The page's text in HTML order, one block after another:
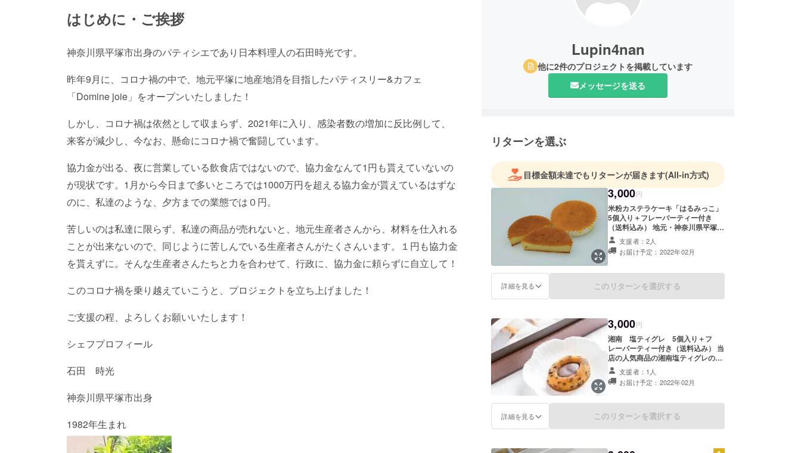
はじめに・ご挨拶
神奈川県平塚市出身のパティシエであり日本料理人の石田時光です。
昨年9月に、コロナ禍の中で、地元平塚に地産地消を目指したパティスリー&カフェ
「Domine joie」をオープンいたしました！
しかし、コロナ禍は依然として収まらず、2021年に入り、感染者数の増加に反比例して、
来客が減少し、今なお、懸命にコロナ禍で奮闘しています。
協力金が出る、夜に営業している飲食店ではないので、協力金なんて1円も貰えていないの
が現状です。1月から今日まで多いところでは1000万円を超える協力金が貰えているはずな
のに、私達のような、夕方までの業態では０円。
苦しいのは私達に限らず、私達の商品が売れないと、地元生産者さんから、材料を仕入れる
ことが出来ないので、同じように苦しんでいる生産者さんがたくさんいます。１円も協力金
を貰えずに。そんな生産者さんたちと力を合わせて、行政に、協力金に頼らずに自立して！
このコロナ禍を乗り越えていこうと、プロジェクトを立ち上げました！
ご支援の程、よろしくお願いいたします！
シェフプロフィール
石田 時光
神奈川県平塚市出身
1982年生まれ
Lupin4nan
他に2件のプロジェクトを掲載しています
メッセージを送る
リターンを選ぶ
目標金額未達でもリターンが届きます(All-in方式)
3,000円
米粉カステラケーキ「はるみっこ」
5個入り＋フレーバーティー付き
（送料込み） 地元・神奈川県平塚市
の特産品、ブランド米の「はるみ」
の米粉を使用したグルテンフリーの
焼き菓子になります。平塚市の
町の卵を使用した、地産地消のス
イーツになります。 品名：はるみっ
こ 名称：焼菓子 原材料：卵(神奈川
産)、生乳(神奈川県平塚市産)、蜂蜜
(神奈川県平塚市産)、こんにゃく粉
加工品（粉あめ、こんにゃく粉）
（一部に卵、乳成分含む） 内容量：
5個 保存方法：高温多湿を避け、涼
しい場所で保管 消費期限：発送日よ
り14日以上
支援者：2人
お届け予定：2022年02月
詳細を見る このリターンを選択する
3,000円
湘南 塩ティグレ 5個入り＋フ
レーバーティー付き（送料込み） 当
店の人気商品の湘南塩ティグレの5
個入りになります。 来年に流行りが
来そうなフランス伝統菓子のティグ
レを湘南風にアレンジ。ほのかな塩
です。 品名：湘南 塩ティグレ
名称：焼菓子 原材料：卵白（神奈川
支援者：1人
お届け予定：2022年02月
詳細を見る このリターンを選択する